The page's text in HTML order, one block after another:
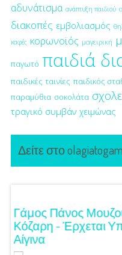
αδυνάτισμα ανάπτυξη παιδιού
διακοπές εμβολιασμός
καφές κορωνοϊός μαγειρική
παγωτό παιδιά
παιδικές ταινίες παιδικός
παραμύθια σοκολάτα
τραγικό συμβάν χειμώνας
Δείτε στο
Γάμος Πάνος
Κόζαρη - Έρχεται
Αίγινα